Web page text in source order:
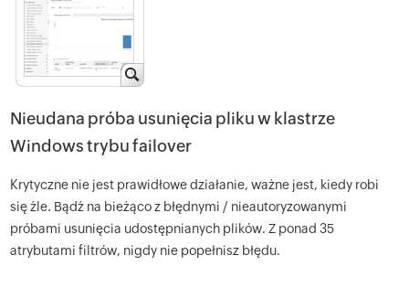
Nieudana próba usunięcia pliku w klastrze
Windows trybu failover
Krytyczne nie jest prawidłowe działanie, ważne jest, kiedy robi
się źle. Bądź na bieżąco z błędnymi / nieautoryzowanymi
próbami usunięcia udostępnianych plików. Z ponad 35
atrybutami filtrów, nigdy nie popełnisz błędu.